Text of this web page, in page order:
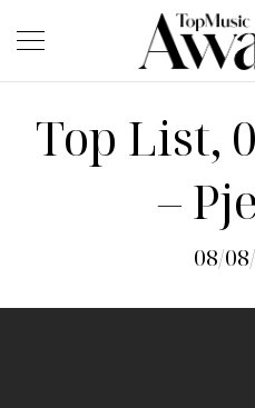
Top List,
–
08/